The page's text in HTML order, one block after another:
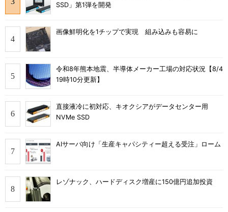
SSD」第1弾を開発
画像鮮明化を1チップで実現 組み込みも容易に
令和8年熊本地震、半導体メーカー工場の対応状況【8/4
19時10分更新】
直接液冷に初対応、キオクシアがデータセンター用
NVMe SSD
AIサーバ向け「生産キャパシティー超える受注」ローム
レゾナック、ハードディスク増産に150億円追加投資